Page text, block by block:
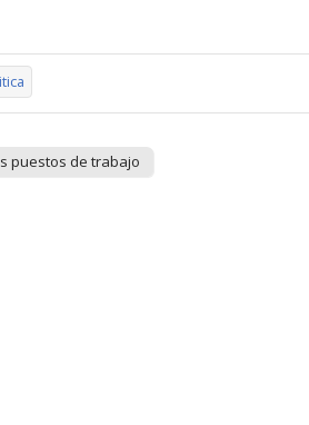
puestos de trabajo